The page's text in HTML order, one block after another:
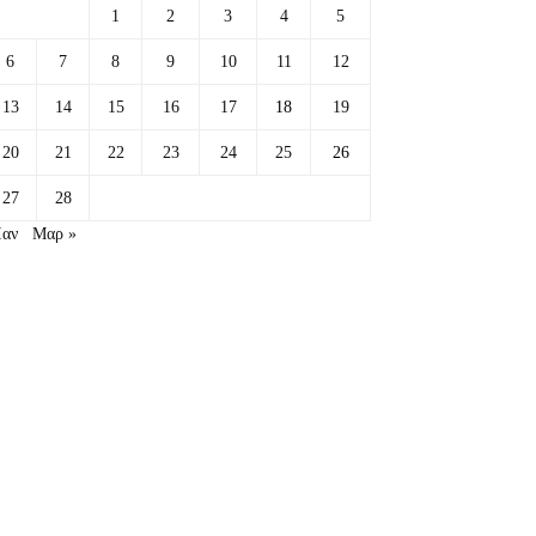
1 2 3 4 5
6 7 8 9 10 11 12
13 14 15 16 17 18 19
20 21 22 23 24 25 26
27
28
Μαρ »